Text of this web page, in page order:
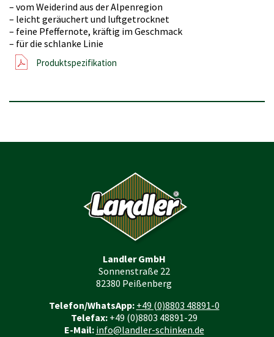
– vom Weiderind aus der Alpenregion
– leicht geräuchert und luftgetrocknet
– feine Pfeffernote, kräftig im Geschmack
– für die schlanke Linie
Produktspezifikation
Landler GmbH
Sonnenstraße 22
82380 Peißenberg
Telefon/WhatsApp: +49 (0)8803 48891-0
Telefax:+49 (0)8803 48891-29
E-Mail: info@landler-schinken.de